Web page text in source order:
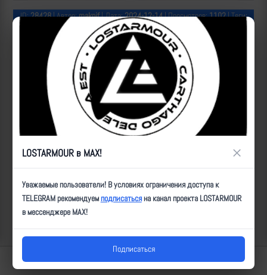
ID:28428| Автор:makpif| Дата:2024-12-14| Просмотров:1102| Теги:
Популярные за сегодня видео
Lostarmour | Carthago Delenda Est | 2014-2026
LOSTARMOUR в MAX! ×
Уважаемые пользователи! В условиях ограничения доступа к
TELEGRAM рекомендуемподписатьсяна канал проекта LOSTARMOUR
в мессенджере MAX!
Подписаться